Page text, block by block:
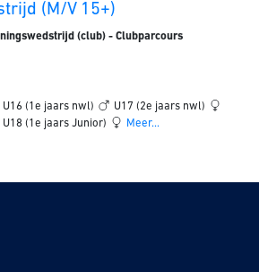
(M/V 15+)
(club) - Clubparcours
U16 (1e jaars nwl)
U17 (2e jaars nwl)
U18 (1e jaars Junior) Meer...